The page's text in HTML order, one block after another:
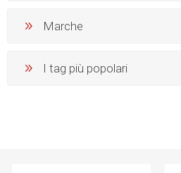
Marche
I tag più popolari